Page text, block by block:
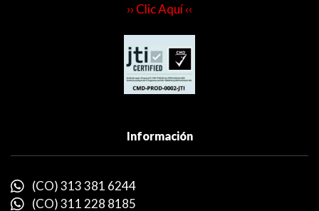
›› Clic Aquí ‹‹
Información
(CO) 313 381 6244
(CO) 311 228 8185